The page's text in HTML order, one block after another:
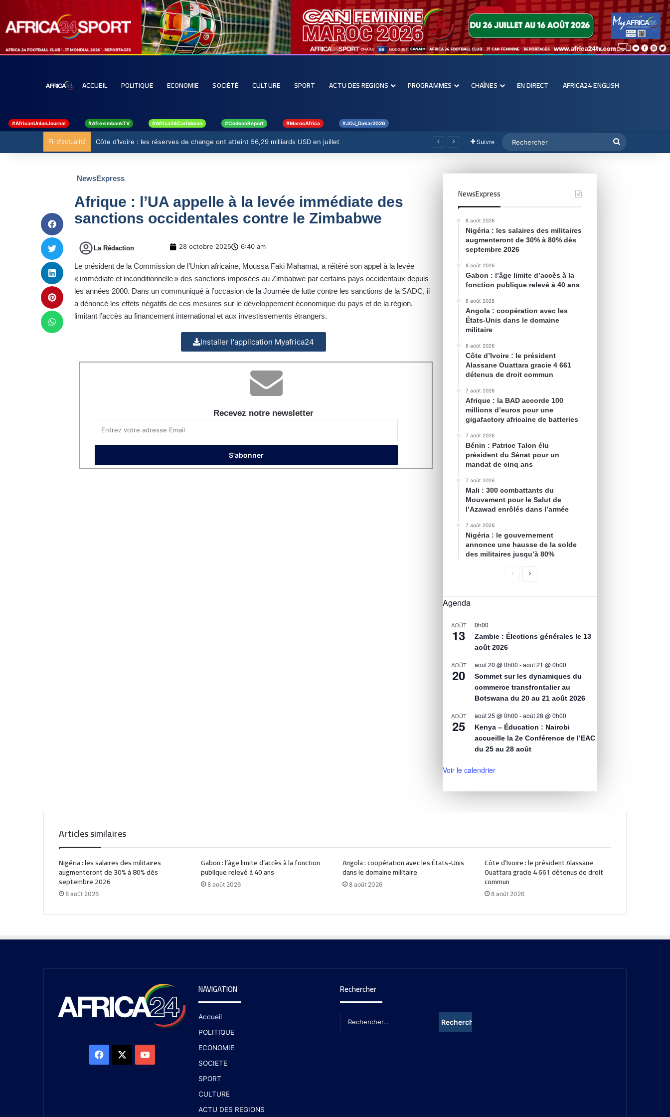
ACCUEIL POLITIQUE ECONOMIE SOCIÉTÉ CULTURE SPORT ACTU DES REGIONS PROGRAMMES CHAÎNES EN DIRECT AFRICA24 ENGLISH
#AfricanUnionJournal #AfreximbankTV #Africa24Caribbean #CedeaoReport #MarocAfrica #JOJ_Dakar2026
Fil d'actualité Côte d’Ivoire : les réserves de change ont atteint 56,29 milliards USD en juillet Suivre
NewsExpress
Afrique : l’UA appelle à la levée immédiate des
sanctions occidentales contre le Zimbabwe
La Rédaction 28 octobre 2025 6:40 am
Le président de la Commission de l’Union africaine, Moussa Faki Mahamat, a réitéré son appel à la levée
« immédiate et inconditionnelle » des sanctions imposées au Zimbabwe par certains pays occidentaux depuis
les années 2000. Dans un communiqué à l’occasion de la Journée de lutte contre les sanctions de la SADC, il
a dénoncé les effets négatifs de ces mesures sur le développement économique du pays et de la région,
limitant l’accès au financement international et aux investissements étrangers.
Installer l'application Myafrica24
Recevez notre newsletter
NewsExpress
8 août 2026
Nigéria : les salaires des militaires
augmenteront de 30% à 80% dès
septembre 2026
8 août 2026
Gabon : l’âge limite d’accès à la
fonction publique relevé à 40 ans
8 août 2026
Angola : coopération avec les
États-Unis dans le domaine
militaire
8 août 2026
Côte d’Ivoire : le président
Alassane Ouattara gracie 4 661
détenus de droit commun
7 août 2026
Afrique : la BAD accorde 100
millions d’euros pour une
gigafactory africaine de batteries
7 août 2026
Bénin : Patrice Talon élu
président du Sénat pour un
mandat de cinq ans
7 août 2026
Mali : 300 combattants du
Mouvement pour le Salut de
l’Azawad enrôlés dans l’armée
7 août 2026
Nigéria : le gouvernement
annonce une hausse de la solde
des militaires jusqu’à 80%
Agenda
AOÛT
13
0h00
Zambie : Élections générales le 13
août 2026
AOÛT
20
août 20 @ 0h00 -août 21 @ 0h00
Sommet sur les dynamiques du
commerce transfrontalier au
Botswana du 20 au 21 août 2026
AOÛT
25
août 25 @ 0h00 -août 28 @ 0h00
Kenya – Éducation : Nairobi
accueille la 2e Conférence de l’EAC
du 25 au 28 août
Voir le calendrier
Articles similaires
Nigéria : les salaires des militaires
augmenteront de 30% à 80% dès
septembre 2026
8 août 2026
Gabon : l’âge limite d’accès à la fonction
publique relevé à 40 ans
8 août 2026
Angola : coopération avec les États-Unis
dans le domaine militaire
8 août 2026
Côte d’Ivoire : le président Alassane
Ouattara gracie 4 661 détenus de droit
commun
8 août 2026
NAVIGATION
Accueil
POLITIQUE
ECONOMIE
SOCIETE
SPORT
CULTURE
ACTU DES REGIONS
Rechercher